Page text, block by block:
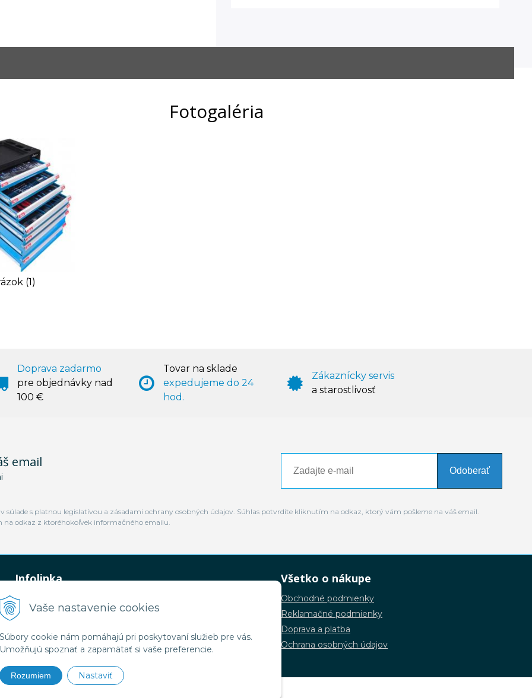
Vaše nastavenie cookies
Súbory cookie nám pomáhajú pri poskytovaní služieb pre vás.
Umožňujú spoznať a zapamätať si vaše preferencie.
Rozumiem Nastaviť
Fotogaléria
(1)
Doprava zadarmo
pre objednávky nad
100 €
Tovar na sklade
expedujeme do 24
hod.
Zákaznícky servis
a starostlivosť
email
Odoberať
súlade s platnou legislatívou a zásadami ochrany osobných údajov. Súhlas potvrdíte kliknutím na odkaz, ktorý vám pošleme na váš email.
odkaz z ktoréhokoľvek informačného emailu.
Infolinka
0948 449 364
predaj@jamtal.sk
Všetko o nákupe
Obchodné podmienky
Reklamačné podmienky
Doprava a platba
Ochrana osobných údajov